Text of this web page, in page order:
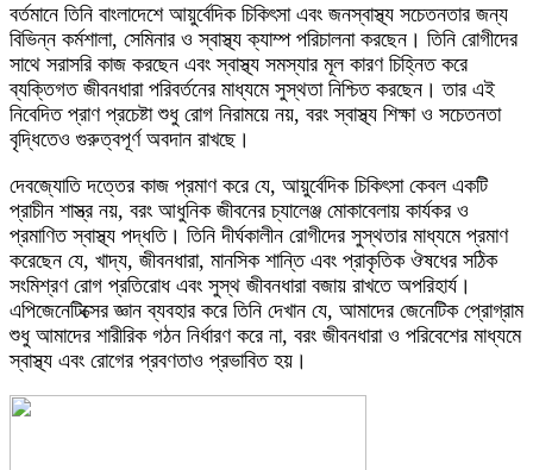
বর্তমানে তিনি বাংলাদেশে আয়ুর্বেদিক চিকিৎসা এবং জনস্বাস্থ্য সচেতনতার জন্য
বিভিন্ন কর্মশালা, সেমিনার ও স্বাস্থ্য ক্যাম্প পরিচালনা করছেন। তিনি রোগীদের
সাথে সরাসরি কাজ করছেন এবং স্বাস্থ্য সমস্যার মূল কারণ চিহ্নিত করে
ব্যক্তিগত জীবনধারা পরিবর্তনের মাধ্যমে সুস্থতা নিশ্চিত করছেন। তার এই
নিবেদিত প্রাণ প্রচেষ্টা শুধু রোগ নিরাময়ে নয়, বরং স্বাস্থ্য শিক্ষা ও সচেতনতা
বৃদ্ধিতেও গুরুত্বপূর্ণ অবদান রাখছে।
দেবজ্যোতি দত্তের কাজ প্রমাণ করে যে, আয়ুর্বেদিক চিকিৎসা কেবল একটি
প্রাচীন শাস্ত্র নয়, বরং আধুনিক জীবনের চ্যালেঞ্জ মোকাবেলায় কার্যকর ও
প্রমাণিত স্বাস্থ্য পদ্ধতি। তিনি দীর্ঘকালীন রোগীদের সুস্থতার মাধ্যমে প্রমাণ
করেছেন যে, খাদ্য, জীবনধারা, মানসিক শান্তি এবং প্রাকৃতিক ঔষধের সঠিক
সংমিশ্রণ রোগ প্রতিরোধ এবং সুস্থ জীবনধারা বজায় রাখতে অপরিহার্য।
এপিজেনেটিক্সের জ্ঞান ব্যবহার করে তিনি দেখান যে, আমাদের জেনেটিক প্রোগ্রাম
শুধু আমাদের শারীরিক গঠন নির্ধারণ করে না, বরং জীবনধারা ও পরিবেশের মাধ্যমে
স্বাস্থ্য এবং রোগের প্রবণতাও প্রভাবিত হয়।